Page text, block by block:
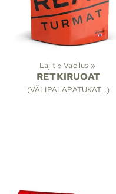
Lajit ‪»Vaellus ‪»
RETKIRUOAT
(VÄLIPALAPATUKAT...)